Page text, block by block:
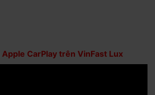
CarPlay trên VinFast Lux